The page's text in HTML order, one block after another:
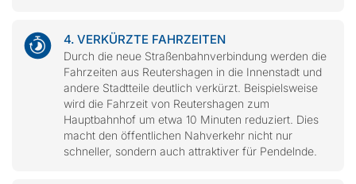
4. VERKÜRZTE FAHRZEITEN
Durch die neue Straßenbahnverbindung werden die
Fahrzeiten aus Reutershagen in die Innenstadt und
andere Stadtteile deutlich verkürzt. Beispielsweise
wird die Fahrzeit von Reutershagen zum
Hauptbahnhof um etwa 10 Minuten reduziert. Dies
macht den öffentlichen Nahverkehr nicht nur
schneller, sondern auch attraktiver für Pendelnde.